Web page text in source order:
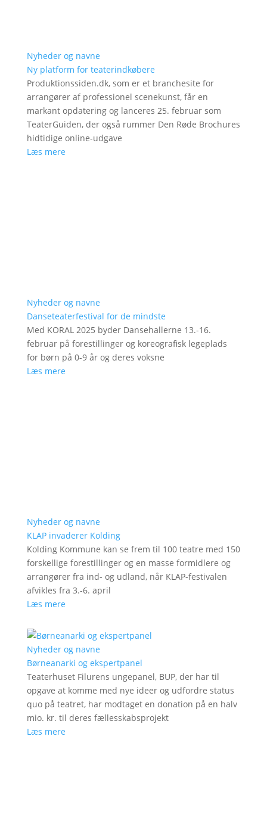
Nyheder og navne
Ny platform for teaterindkøbere
Produktionssiden.dk, som er et branchesite for
arrangører af professionel scenekunst, får en
markant opdatering og lanceres 25. februar som
TeaterGuiden, der også rummer Den Røde Brochures
hidtidige online-udgave
Læs mere
Nyheder og navne
Danseteaterfestival for de mindste
Med KORAL 2025 byder Dansehallerne 13.-16.
februar på forestillinger og koreografisk legeplads
for børn på 0-9 år og deres voksne
Læs mere
Nyheder og navne
KLAP invaderer Kolding
Kolding Kommune kan se frem til 100 teatre med 150
forskellige forestillinger og en masse formidlere og
arrangører fra ind- og udland, når KLAP-festivalen
afvikles fra 3.-6. april
Læs mere
Nyheder og navne
Børneanarki og ekspertpanel
Teaterhuset Filurens ungepanel, BUP, der har til
opgave at komme med nye ideer og udfordre status
quo på teatret, har modtaget en donation på en halv
mio. kr. til deres fællesskabsprojekt
Læs mere